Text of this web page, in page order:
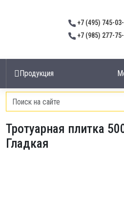
+7 (495) 745-
+7 (985) 277-
Продукция
Главная Тротуарная плитка
Тротуарная плитка
Гладкая